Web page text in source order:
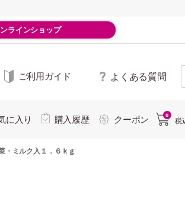
ラインショップ
ご利用ガイド よくある質問
に入り 購入履歴 クーポン 0
税
ミルク入１．６ｋｇ